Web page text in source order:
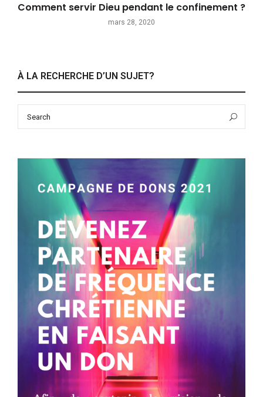
Comment servir Dieu pendant le confinement ?
mars 28, 2020
À LA RECHERCHE D’UN SUJET?